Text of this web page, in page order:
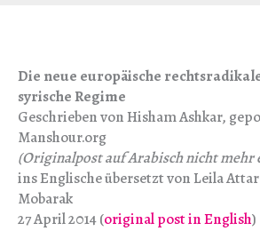
Die neue europäische
syrische Regime
Geschrieben von Hisham Ashkar,
Manshour.org
(Originalpost auf Arabisch nicht mehr
ins Englische übersetzt von Leila
Mobarak
27 April 2014 (original post in English)